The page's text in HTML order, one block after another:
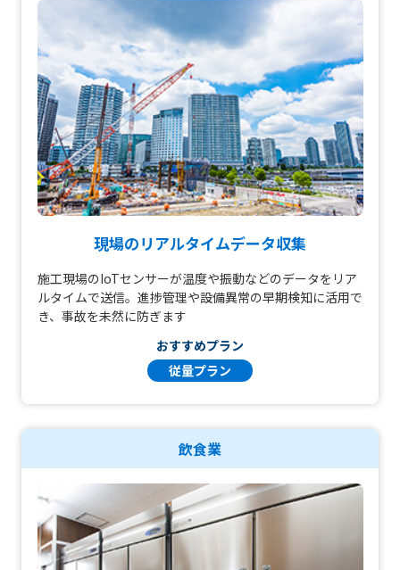
現場のリアルタイムデータ収集
施工現場のIoTセンサーが温度や振動などのデータをリア
ルタイムで送信。進捗管理や設備異常の早期検知に活用で
き、事故を未然に防ぎます
おすすめプラン
従量プラン
飲食業